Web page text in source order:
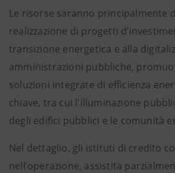
Le risorse saranno principalmente
realizzazione di progetti
transizione energetica e alla
amministrazioni pubbliche,
soluzioni integrate di efficienza
chiave, tra cui l'illuminazione
degli edifici pubblici e le comunità
Nel dettaglio, gli istituti di credito
nell’operazione, assistita